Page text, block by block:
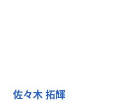
佐々木 拓輝